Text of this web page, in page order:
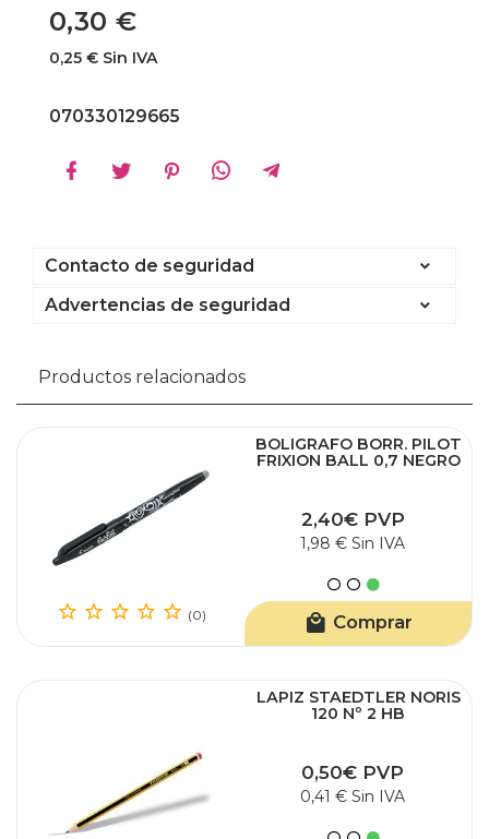
0,30 €
0,25 € Sin IVA
070330129665
Contacto de seguridad
Advertencias de seguridad
Productos relacionados
(0)
BOLIGRAFO BORR. PILOT
FRIXION BALL 0,7 NEGRO
2,40€ PVP
1,98 € Sin IVA
Comprar
LAPIZ STAEDTLER NORIS
120 Nº 2 HB
0,50€ PVP
0,41 € Sin IVA